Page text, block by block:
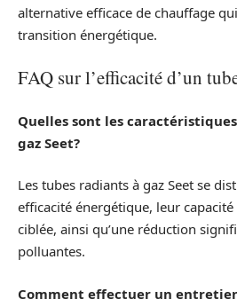
alternative efficace de chauffage
transition énergétique.
FAQ sur l’efficacité d’un
Quelles sont les
gaz Seet?
Les tubes radiants à gaz Seet se
efficacité énergétique, leur
ciblée, ainsi qu’une réduction
polluantes.
Comment effectuer un